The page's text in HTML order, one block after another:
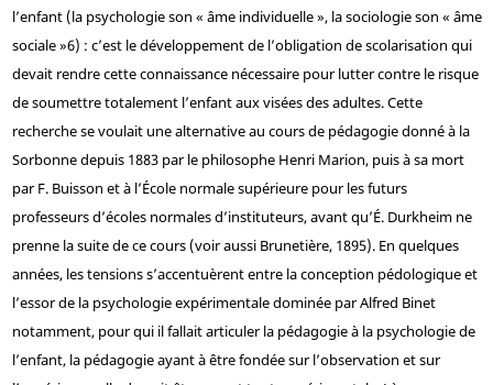
l’enfant (la psychologie son « âme individuelle », la sociologie son « âme
sociale »6) : c’est le développement de l’obligation de scolarisation qui
devait rendre cette connaissance nécessaire pour lutter contre le risque
de soumettre totalement l’enfant aux visées des adultes. Cette
recherche se voulait une alternative au cours de pédagogie donné à la
Sorbonne depuis 1883 par le philosophe Henri Marion, puis à sa mort
par F. Buisson et à l’École normale supérieure pour les futurs
professeurs d’écoles normales d’instituteurs, avant qu’É. Durkheim ne
prenne la suite de ce cours (voir aussi Brunetière, 1895). En quelques
années, les tensions s’accentuèrent entre la conception pédologique et
l’essor de la psychologie expérimentale dominée par Alfred Binet
notamment, pour qui il fallait articuler la pédagogie à la psychologie de
l’enfant, la pédagogie ayant à être fondée sur l’observation et sur